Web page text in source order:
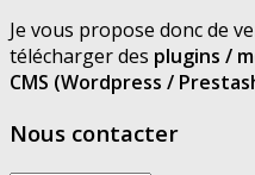
Je vous propose donc de
télécharger des plugins /
CMS (Wordpress /
Nous contacter